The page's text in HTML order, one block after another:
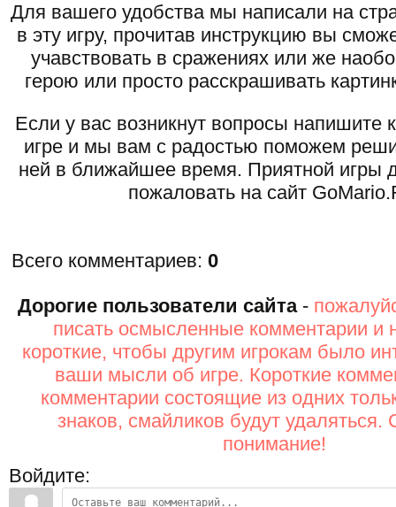
Для вашего удобства мы написали на
в эту игру, прочитав инструкцию вы
учавствовать в сражениях или же
герою или просто расскрашивать
Если у вас возникнут вопросы напишите
игре и мы вам с радостью поможем
ней в ближайшее время. Приятной игры
пожаловать на сайт
Всего комментариев: 0
Дорогие пользователи сайта-
писать осмысленные комментарии и
короткие, чтобы другим игрокам было
ваши мысли об игре. Короткие
комментарии состоящие из одних
знаков, смайликов будут удаляться.
понимание!
Войдите: